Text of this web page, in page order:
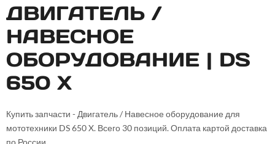
ДВИГАТЕЛЬ /
НАВЕСНОЕ
ОБОРУДОВАНИЕ | DS
650 X
Купить запчасти - Двигатель / Навесное оборудование для
мототехники DS 650 X. Всего 30 позиций. Оплата картой доставка
по России.